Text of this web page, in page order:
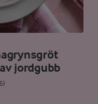
jordgubb